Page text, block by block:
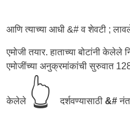
आणि त्याच्या आधी &# व शेवटी ;
एमोजी तयार. हाताच्या बोटांनी केलेले
एमोजींच्या अनुक्रमांकांची सुरुवात
केलेले 👆दर्शवण्यासाठी&#